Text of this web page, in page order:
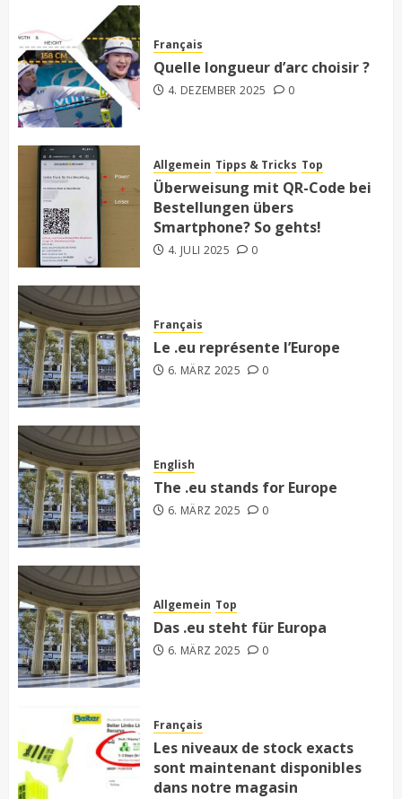
Français
Quelle longueur d’arc choisir ?
4. DEZEMBER 2025 0
Allgemein Tipps & Tricks Top
Überweisung mit QR-Code bei
Bestellungen übers
Smartphone? So gehts!
4. JULI 2025 0
Français
Le .eu représente l’Europe
6. MÄRZ 2025 0
English
The .eu stands for Europe
6. MÄRZ 2025 0
Allgemein Top
Das .eu steht für Europa
6. MÄRZ 2025 0
Français
Les niveaux de stock exacts
sont maintenant disponibles
dans notre magasin